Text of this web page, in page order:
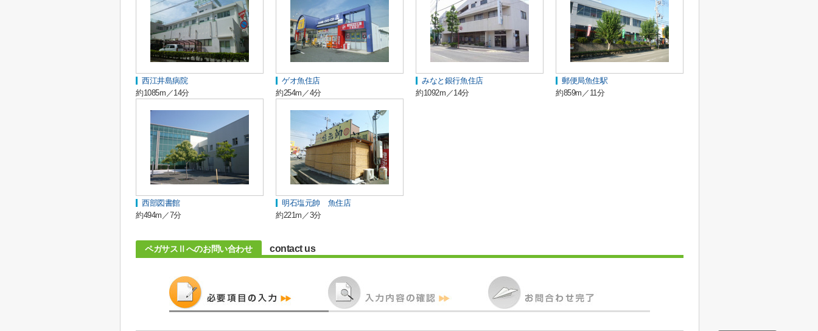
西江井島病院
約1085m／14分
ゲオ魚住店
約254m／4分
みなと銀行魚住店
約1092m／14分
郵便局魚住駅
約859m／11分
西部図書館
約494m／7分
明石塩元帥 魚住店
約221m／3分
ペガサスⅡへのお問い合わせ contact us